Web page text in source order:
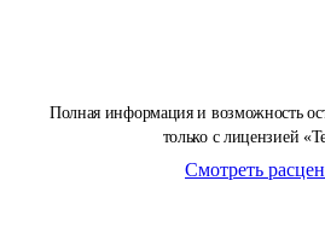
Полная информация и возможность
только с лицензией
Смотреть